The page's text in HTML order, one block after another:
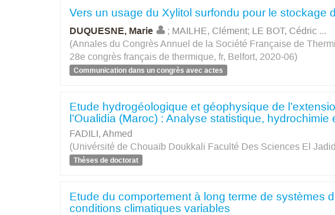
Vers un usage du Xylitol surfondu pour le stockage
DUQUESNE, Marie ; MAILHE, Clément; LE BOT, Cédric...
(Annales du Congrès Annuel de la Société Française de
28e congrès français de thermique, fr, Belfort, 2020-06)
Communication dans un congrès avec actes
Etude hydrogéologique et géophysique de
l’Oualidia (Maroc) : Analyse statistique,
FADILI, Ahmed
(Univérsité de Chouaïb Doukkali Faculté Des Sciences El
Thèses de doctorat
Etude du comportement à long terme de systèmes
conditions climatiques variables